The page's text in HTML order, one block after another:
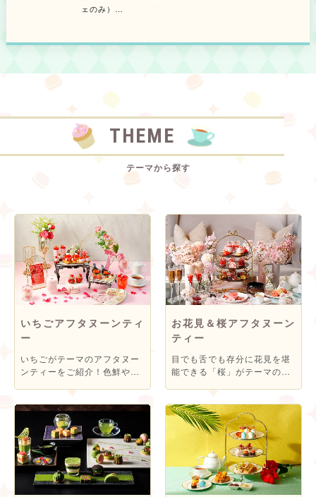
ルケーキ ・桜シフォンケーキ ・いちごチーズケーキ トンカ風味 ・いちご
●ビュッフェメニュー 【セイボリー】 ・BLTサンドウィッチ ・スモークサ
ッシュ ・小海老と赤いキャベツのピクルス ・バーニャカウダ （紅芯大根、
プチトマト、赤アンディーブ） ・じゃがいものスープ 桜チップ添え 【スイ
ーツ】 ・いちごミルクプリン ・ギモーヴ・フレーズ ・とろけるクッキー
・ホテル特製スイーツ各種 ●ドリンク ・ソフトドリンクバー ※内容の詳細
は公式サイトをご確認ください。
ェのみ）
※デザートスタンドをご希望のお子様は大人料金となりま
THEME
テーマから探す
いちごアフタヌーンティ
ー
いちごがテーマのアフタヌー
ンティーをご紹介！色鮮やか
いひとときを堪能してみては
♪
お花見＆桜アフタヌーン
ティー
目でも舌でも存分に花見を堪
能できる「桜」がテーマのア
春の訪れを感じながら、優雅
なひとときを過ごしてみては